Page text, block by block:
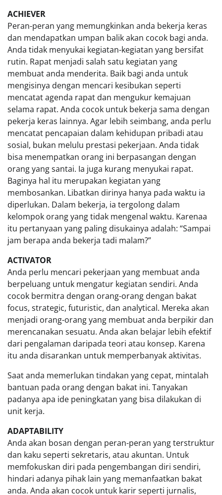
ACHIEVER
Peran-peran yang memungkinkan anda bekerja keras
dan mendapatkan umpan balik akan cocok bagi anda.
Anda tidak menyukai kegiatan-kegiatan yang bersifat
rutin. Rapat menjadi salah satu kegiatan yang
membuat anda menderita. Baik bagi anda untuk
mengisinya dengan mencari kesibukan seperti
mencatat agenda rapat dan mengukur kemajuan
selama rapat. Anda cocok untuk bekerja sama dengan
pekerja keras lainnya. Agar lebih seimbang, anda perlu
mencatat pencapaian dalam kehidupan pribadi atau
sosial, bukan melulu prestasi pekerjaan. Anda tidak
bisa menempatkan orang ini berpasangan dengan
orang yang santai. Ia juga kurang menyukai rapat.
Baginya hal itu merupakan kegiatan yang
membosankan. Libatkan dirinya hanya pada waktu ia
diperlukan. Dalam bekerja, ia tergolong dalam
kelompok orang yang tidak mengenal waktu. Karenaa
itu pertanyaan yang paling disukainya adalah: “Sampai
jam berapa anda bekerja tadi malam?”
ACTIVATOR
Anda perlu mencari pekerjaan yang membuat anda
berpeluang untuk mengatur kegiatan sendiri. Anda
cocok bermitra dengan orang-orang dengan bakat
focus, strategic, futuristic, dan analytical. Mereka akan
menjadi orang-orang yang membuat anda berpikir dan
merencanakan sesuatu. Anda akan belajar lebih efektif
dari pengalaman daripada teori atau konsep. Karena
itu anda disarankan untuk memperbanyak aktivitas.
Saat anda memerlukan tindakan yang cepat, mintalah
bantuan pada orang dengan bakat ini. Tanyakan
padanya apa ide peningkatan yang bisa dilakukan di
unit kerja.
ADAPTABILITY
Anda akan bosan dengan peran-peran yang terstruktur
dan kaku seperti sekretaris, atau akuntan. Untuk
memfokuskan diri pada pengembangan diri sendiri,
hindari adanya pihak lain yang memanfaatkan bakat
anda. Anda akan cocok untuk karir seperti jurnalis,